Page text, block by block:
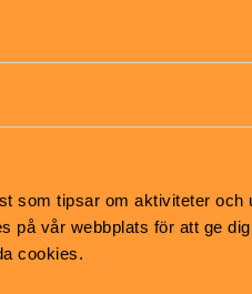
som tipsar om aktiviteter och
på vår webbplats för att ge
cookies.
En VR-
närvaro!
VREX |